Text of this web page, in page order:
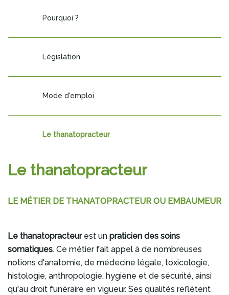
Pourquoi ?
Législation
Mode d'emploi
Le thanatopracteur
Le thanatopracteur
LE MÉTIER DE THANATOPRACTEUR OU EMBAUMEUR
Le thanatopracteurest un praticien des soins
somatiques. Ce métier fait appel à de nombreuses
notions d'anatomie, de médecine légale, toxicologie,
histologie, anthropologie, hygiène et de sécurité, ainsi
qu'au droit funéraire en vigueur. Ses qualités reflètent